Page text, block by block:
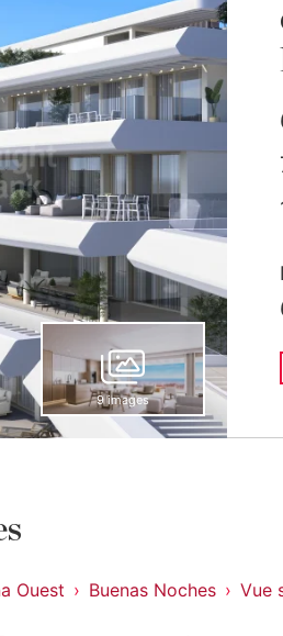
9 images
Ouest Buenas Noches Vue